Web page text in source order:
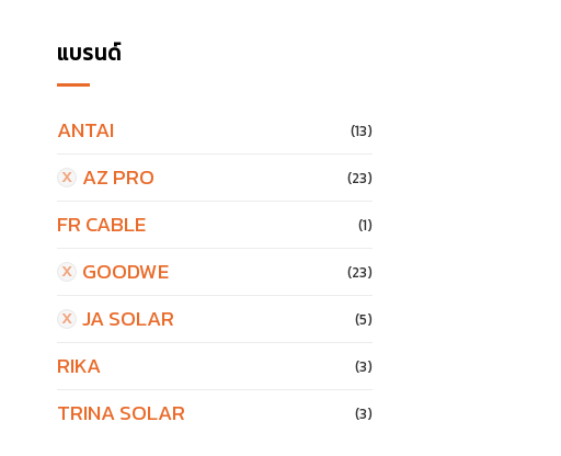
แบรนด์
ANTAI (13)
AZ PRO (23)
FR CABLE (1)
GOODWE (23)
JA SOLAR (5)
RIKA (3)
TRINA SOLAR (3)